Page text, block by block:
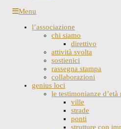
Skip
content
Menu
l’associazione
chi siamo
direttivo
attività svolta
sostienici
rassegna stampa
collaborazioni
genius loci
le testimonianze
ville
strade
ponti
strutture con